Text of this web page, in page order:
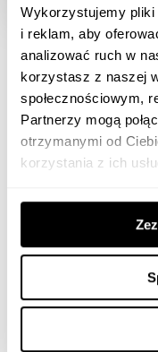
Wykorzystujemy
i reklam, aby
analizować ruch w
korzystasz z naszej
społecznościowym,
Partnerzy mogą
otrzymanymi od
korzystania z ich
Czytaj
Co każdy